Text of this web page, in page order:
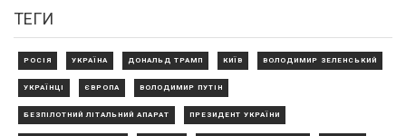
ТЕГИ
РОСІЯ УКРАЇНА ДОНАЛЬД ТРАМП КИЇВ ВОЛОДИМИР ЗЕЛЕНСЬКИЙ
УКРАЇНЦІ ЄВРОПА ВОЛОДИМИР ПУТІН
БЕЗПІЛОТНИЙ ЛІТАЛЬНИЙ АПАРАТ ПРЕЗИДЕНТ УКРАЇНИ